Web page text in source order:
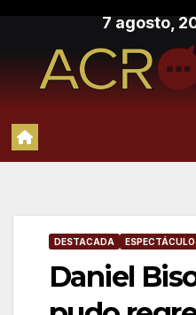
contenido
7 agosto,
DESTACADA
Daniel